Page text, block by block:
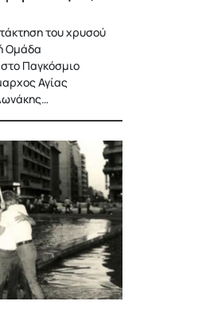
του χρυσού
Ομάδα
Παγκόσμιο
Αγίας